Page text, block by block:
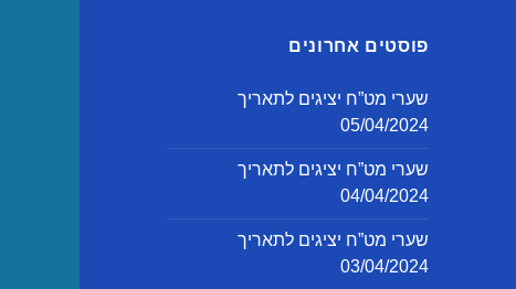
פוסטים אחרונים
שערי מט”ח יציגים לתאריך
05/04/2024
שערי מט”ח יציגים לתאריך
04/04/2024
שערי מט”ח יציגים לתאריך
03/04/2024